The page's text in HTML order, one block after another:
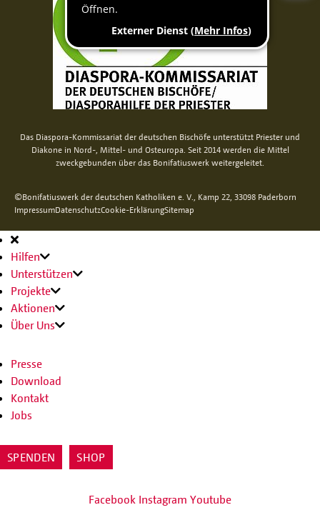
Das Diaspora-Kommissariat der deutschen Bischöfe unterstützt Priester und
Diakone in Nord-, Mittel- und Osteuropa. Seit 2014 werden die Mittel
zweckgebunden über das Bonifatiuswerk weitergeleitet.
©Bonifatiuswerk der deutschen Katholiken e. V., Kamp 22, 33098 Paderborn
ImpressumDatenschutzCookie-ErklärungSitemap
Hauptnavigation
Hilfen
Unterstützen
Projekte
Aktionen
Über Uns
Presse
Download
Kontakt
Jobs
SPENDEN SHOP
Facebook Instagram Youtube